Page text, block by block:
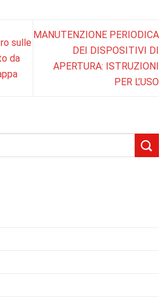
sulle
da
MANUTENZIONE PERIODICA
DEI DISPOSITIVI DI
APERTURA: ISTRUZIONI
PER L’USO